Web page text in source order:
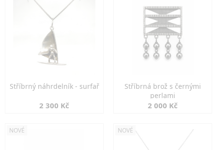
Stříbrný náhrdelník - surfař
2 300 Kč
Stříbrná brož s černými
perlami
2 000 Kč
NOVÉ NOVÉ